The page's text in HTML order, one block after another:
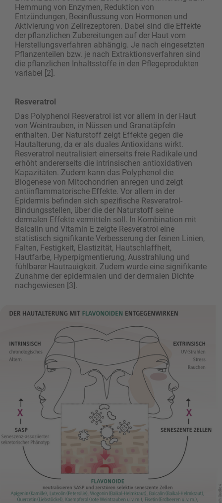
Hemmung von Enzymen, Reduktion von
Entzündungen, Beeinflussung von Hormonen und
Aktivierung von Zellrezeptoren. Dabei sind die Effekte
der pflanzlichen Zubereitungen auf der Haut vom
Herstellungsverfahren abhängig. Je nach eingesetzten
Pflanzenteilen bzw. je nach Extraktionsverfahren sind
die pflanzlichen Inhaltsstoffe in den Pflegeprodukten
variabel [2].
Resveratrol
Das Polyphenol Resveratrol ist vor allem in der Haut
von Weintrauben, in Nüssen und Granatäpfeln
enthalten. Der Naturstoff zeigt Effekte gegen die
Hautalterung, da er als duales Antioxidans wirkt.
Resvera­trol neutralisiert einerseits freie Radikale und
erhöht andererseits die intrinsischen antioxidativen
Kapazitäten. Zudem kann das Polyphenol die
Biogenese von Mitochondrien anregen und zeigt
antiinflammatorische Effekte. Vor allem in der
Epidermis befinden sich spezifische Resveratrol-
Bindungsstellen, über die der Naturstoff seine
dermalen Effekte vermitteln soll. In Kombination mit
Baicalin und Vitamin E zeigte Resveratrol eine
statistisch signifikante Verbesserung der feinen Linien,
Falten, Festigkeit, Elastizität, Hautschlaffheit,
Hautfarbe, Hyperpigmentierung, Ausstrahlung und
fühlbarer Hautrauigkeit. Zudem wurde eine signifikante
Zunahme der epidermalen und der dermalen Dichte
nachgewiesen [3].